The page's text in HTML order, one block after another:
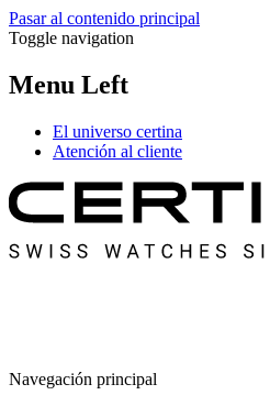
Pasar al contenido principal
Toggle navigation
Menu Left
El universo certina
Atención al cliente
Navegación principal